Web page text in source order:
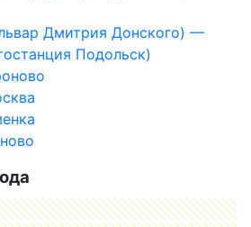
Дмитрия Донского) —
Подольск)